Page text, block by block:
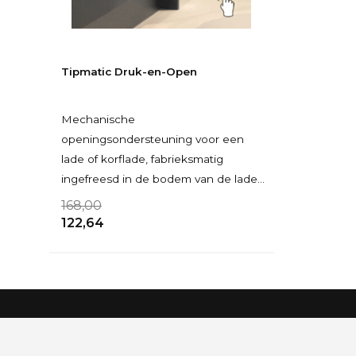
Tipmatic Druk-en-Open
Mechanische
openingsondersteuning voor een
lade of korflade, fabrieksmatig
ingefreesd in de bodem van de lade
of korflade. Niet geschikt voor
binnenla
168,00
122,64